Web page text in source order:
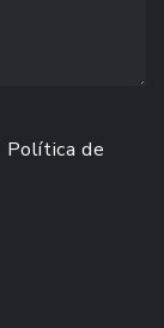
Política de